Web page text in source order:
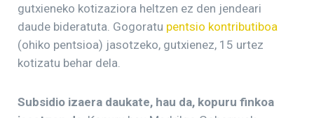
gutxieneko kotizaziora heltzen ez den jendeari
daude bideratuta. Gogoratu pentsio kontributiboa
(ohiko pentsioa) jasotzeko, gutxienez, 15 urtez
kotizatu behar dela.
Subsidio izaera daukate, hau da, kopuru finkoa